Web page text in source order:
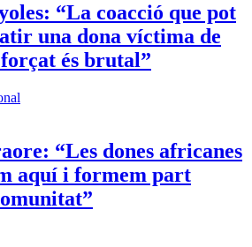
“La coacció que pot
una dona víctima de
és brutal”
“Les dones africanes
aquí i formem part